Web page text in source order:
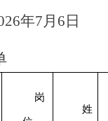
26年7月 6 日
岗
姓